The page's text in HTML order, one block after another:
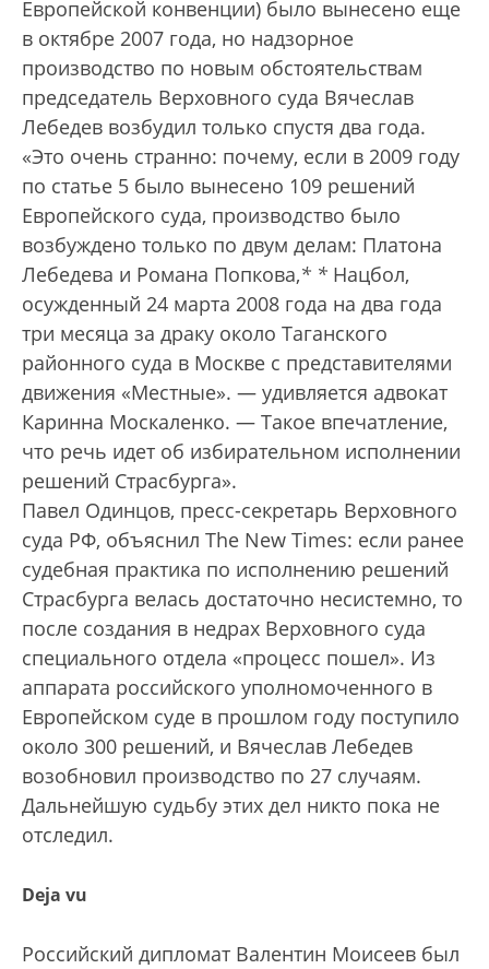
Европейской конвенции) было вынесено еще
в октябре 2007 года, но надзорное
производство по новым обстоятельствам
председатель Верховного суда Вячеслав
Лебедев возбудил только спустя два года.
«Это очень странно: почему, если в 2009 году
по статье 5 было вынесено 109 решений
Европейского суда, производство было
возбуждено только по двум делам: Платона
Лебедева и Романа Попкова,* * Нацбол,
осужденный 24 марта 2008 года на два года
три месяца за драку около Таганского
районного суда в Москве с представителями
движения «Местные». — удивляется адвокат
Каринна Москаленко. — Такое впечатление,
что речь идет об избирательном исполнении
решений Страсбурга».
Павел Одинцов, пресс-секретарь Верховного
суда РФ, объяснил The New Times: если ранее
судебная практика по исполнению решений
Страсбурга велась достаточно несистемно, то
после создания в недрах Верховного суда
специального отдела «процесс пошел». Из
аппарата российского уполномоченного в
Европейском суде в прошлом году поступило
около 300 решений, и Вячеслав Лебедев
возобновил производство по 27 случаям.
Дальнейшую судьбу этих дел никто пока не
отследил.
Deja vu
Российский дипломат Валентин Моисеев был